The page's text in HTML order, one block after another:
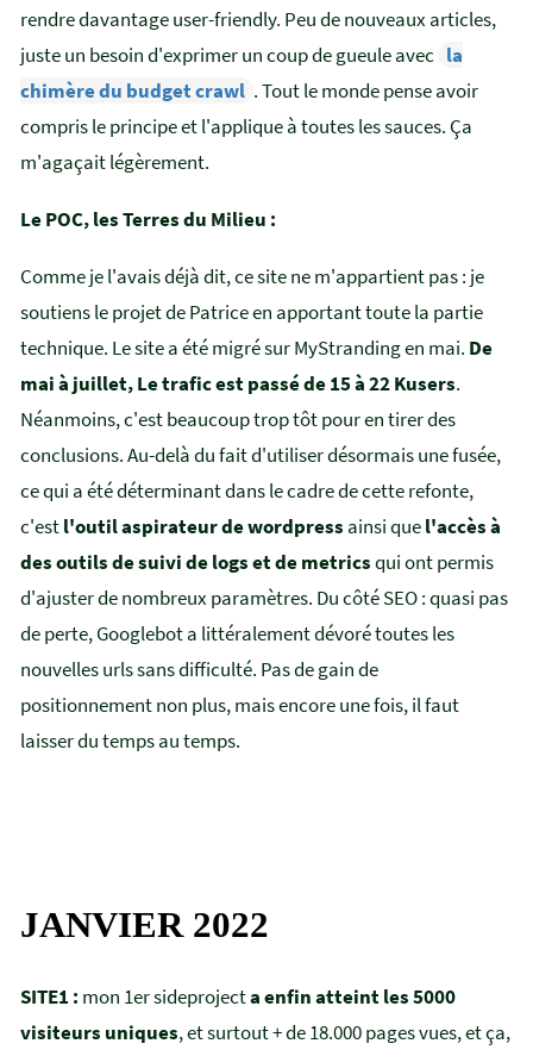
rendre davantage user-friendly. Peu de nouveaux articles,
juste un besoin d'exprimer un coup de gueule avec la
chimère du budget crawl . Tout le monde pense avoir
compris le principe et l'applique à toutes les sauces. Ça
m'agaçait légèrement.
Le POC, les Terres du Milieu :
Comme je l'avais déjà dit, ce site ne m'appartient pas : je
soutiens le projet de Patrice en apportant toute la partie
technique. Le site a été migré sur MyStranding en mai. De
mai à juillet, Le trafic est passé de 15 à 22 Kusers.
Néanmoins, c'est beaucoup trop tôt pour en tirer des
conclusions. Au-delà du fait d'utiliser désormais une fusée,
ce qui a été déterminant dans le cadre de cette refonte,
c'estl'outil aspirateur de wordpress ainsi quel'accès à
des outils de suivi de logs et de metricsqui ont permis
d'ajuster de nombreux paramètres. Du côté SEO : quasi pas
de perte, Googlebot a littéralement dévoré toutes les
nouvelles urls sans difficulté. Pas de gain de
positionnement non plus, mais encore une fois, il faut
laisser du temps au temps.
JANVIER 2022
SITE1 : mon 1er sideprojecta enfin atteint les 5000
visiteurs uniques, et surtout + de 18.000 pages vues, et ça,